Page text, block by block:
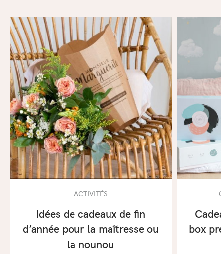
ACTIVITÉS
Idées de cadeaux de fin
d’année pour la maîtresse ou
la nounou
box